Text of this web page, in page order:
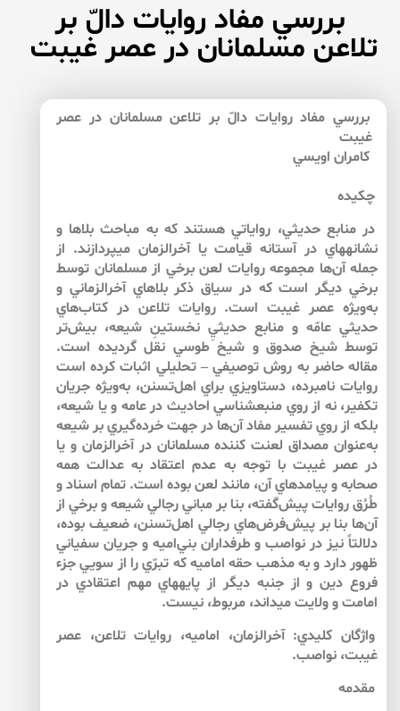
بررسي مفاد روايات دالّ بر
تلاعن مسلمانان در عصر غيبت
بررسي مفاد روايات دالّ بر تلاعن مسلمانان در عصر
غيبت
كامران اويسي
چكيده
در منابع حديثي، رواياتي هستند كه به مباحث بلاها و
نشانه­هاي در آستانه قيامت يا آخرالزمان مي‏پردازند. از
جمله آن‌ها مجموعه روايات لعن برخي از مسلمانان توسط
برخي ديگر است كه در سياق ذكر بلاهاي آخرالزماني و
به‌ويژه عصر غيبت است. روايات تلاعن در كتاب‌هاي
حديثي عامّه و منابع حديثيِ نخستينِ شيعه، بيش‌تر
توسط شيخ صدوق و شيخ طوسي نقل گرديده است.
مقاله حاضر به روش توصيفي – تحليلي اثبات كرده است
روايات نامبرده، دستاويزي براي اهل‌تسنن، به‌ويژه جريان
تكفير، نه از روي منبع­شناسي احاديث در عامه و يا شيعه،
بلكه از روي تفسير مفاد آن‌ها در جهت خرده‌گيري بر شيعه
به‌عنوان مصداق لعنت كننده مسلمانان در آخرالزمان و يا
در عصر غيبت با توجه به عدم اعتقاد به عدالت همه
صحابه و پيامدهاي آن، مانند لعن بوده است. تمام اسناد و
طُرُق روايات پيش‌گفته، بنا بر مباني رجالي شيعه و برخي از
آن‌ها بنا بر پيش‌فرض‌هاي رجالي اهل‌تسنن، ضعيف بوده،
دلالتاً نيز در نواصب و طرفداران بني‌اميه و جريان سفياني
ظهور دارد و به مذهب حقه اماميه كه تبرّي را از سويي جزء
فروع دين و از جنبه ديگر از پايه­هاي مهم اعتقادي در
امامت و ولايت مي­داند، مربوط، نيست.
واژگان كليدي: آخرالزمان، اماميه، روايات تلاعن، عصر
غيبت، نواصب.
مقدمه